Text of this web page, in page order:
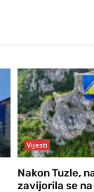
Vijesti
Nakon Tuzle,
zavijorila se